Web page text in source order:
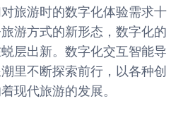
旅游时的数字化体验需求十
游方式的新形态，数字化的
层出新。数字化交互智能导
里不断探索前行，以各种创
现代旅游的发展。